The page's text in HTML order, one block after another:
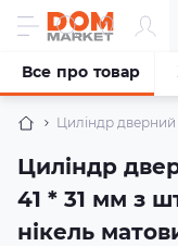
Циліндр дверний
Циліндр
41 * 31 мм з
нікель
Все про товар